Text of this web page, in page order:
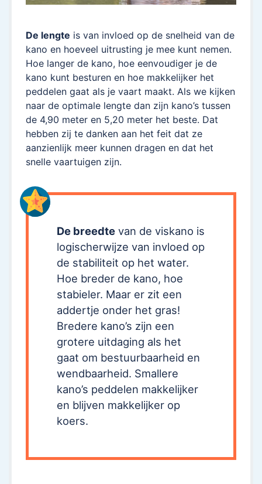
De lengte is van invloed op de snelheid van de
kano en hoeveel uitrusting je mee kunt nemen.
Hoe langer de kano, hoe eenvoudiger je de
kano kunt besturen en hoe makkelijker het
peddelen gaat als je vaart maakt. Als we kijken
naar de optimale lengte dan zijn kano’s tussen
de 4,90 meter en 5,20 meter het beste. Dat
hebben zij te danken aan het feit dat ze
aanzienlijk meer kunnen dragen en dat het
snelle vaartuigen zijn.
De breedte van de viskano is
logischerwijze van invloed op
de stabiliteit op het water.
Hoe breder de kano, hoe
stabieler. Maar er zit een
addertje onder het gras!
Bredere kano’s zijn een
grotere uitdaging als het
gaat om bestuurbaarheid en
wendbaarheid. Smallere
kano’s peddelen makkelijker
en blijven makkelijker op
koers.